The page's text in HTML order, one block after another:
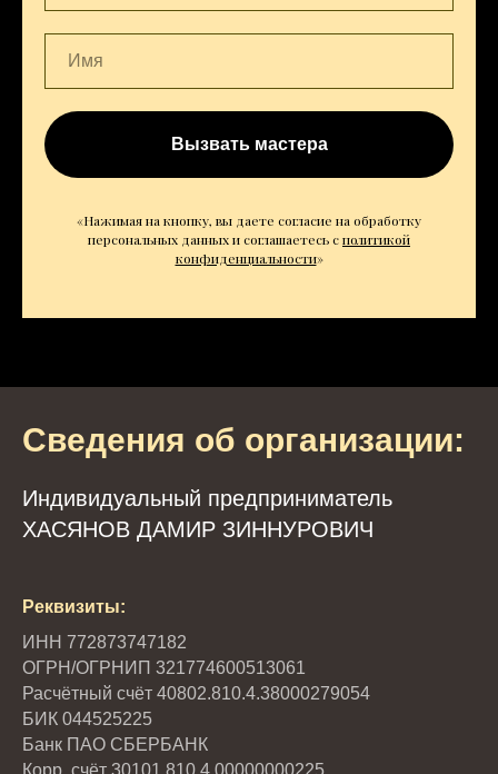
Вызвать мастера
«Нажимая на кнопку, вы даете согласие на обработку
персональных данных и соглашаетесь cполитикой
конфиденциальности»
Сведения об организации:
Индивидуальный предприниматель
ХАСЯНОВ ДАМИР ЗИННУРОВИЧ
Реквизиты:
ИНН 772873747182
ОГРН/ОГРНИП 321774600513061
Расчётный счёт 40802.810.4.38000279054
БИК 044525225
Банк ПАО СБЕРБАНК